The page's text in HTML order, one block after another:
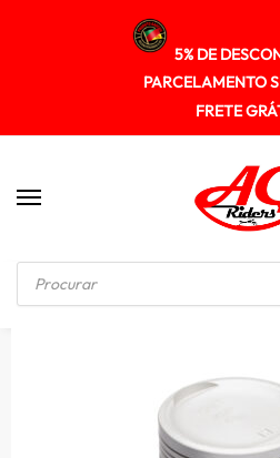
5% DE
PARCELAMENTO
FRETE
Início / MOTOR